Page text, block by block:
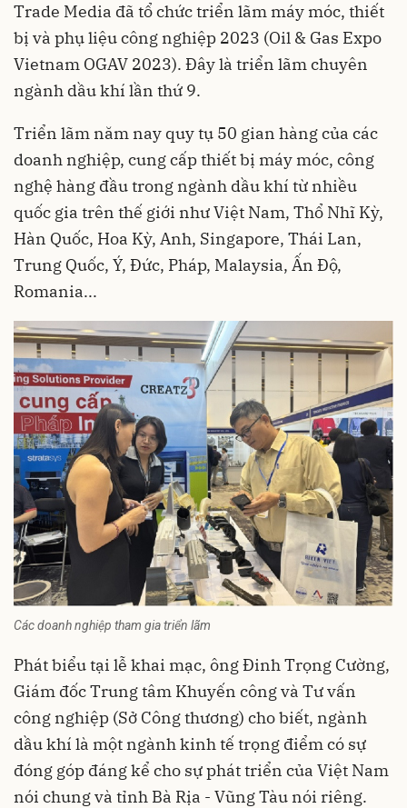
Trade Media đã tổ chức triển lãm máy móc, thiết
bị và phụ liệu công nghiệp 2023 (Oil & Gas Expo
Vietnam OGAV 2023). Đây là triển lãm chuyên
ngành dầu khí lần thứ 9.
Triển lãm năm nay quy tụ 50 gian hàng của các
doanh nghiệp, cung cấp thiết bị máy móc, công
nghệ hàng đầu trong ngành dầu khí từ nhiều
quốc gia trên thế giới như Việt Nam, Thổ Nhĩ Kỳ,
Hàn Quốc, Hoa Kỳ, Anh, Singapore, Thái Lan,
Trung Quốc, Ý, Đức, Pháp, Malaysia, Ấn Độ,
Romania...
Các doanh nghiệp tham gia triển lãm
Phát biểu tại lễ khai mạc, ông Đinh Trọng Cường,
Giám đốc Trung tâm Khuyến công và Tư vấn
công nghiệp (Sở Công thương) cho biết, ngành
dầu khí là một ngành kinh tế trọng điểm có sự
đóng góp đáng kể cho sự phát triển của Việt Nam
nói chung và tỉnh Bà Rịa - Vũng Tàu nói riêng.